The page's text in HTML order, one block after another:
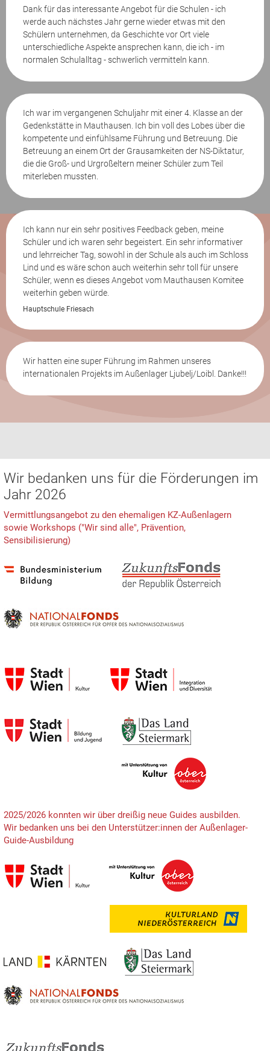
Dank für das interessante Angebot für die Schulen - ich
werde auch nächstes Jahr gerne wieder etwas mit den
Schülern unternehmen, da Geschichte vor Ort viele
unterschiedliche Aspekte ansprechen kann, die ich - im
normalen Schulalltag - schwerlich vermitteln kann.
Ich war im vergangenen Schuljahr mit einer 4. Klasse an der
Gedenkstätte in Mauthausen. Ich bin voll des Lobes über die
kompetente und einfühlsame Führung und Betreuung. Die
Betreuung an einem Ort der Grausamkeiten der NS-Diktatur,
die die Groß- und Urgroßeltern meiner Schüler zum Teil
miterleben mussten.
Ich kann nur ein sehr positives Feedback geben, meine
Schüler und ich waren sehr begeistert. Ein sehr informativer
und lehrreicher Tag, sowohl in der Schule als auch im Schloss
Lind und es wäre schon auch weiterhin sehr toll für unsere
Schüler, wenn es dieses Angebot vom Mauthausen Komitee
weiterhin geben würde.
Hauptschule Friesach
Wir hatten eine super Führung im Rahmen unseres
internationalen Projekts im Außenlager Ljubelj/Loibl. Danke!!!
Wir bedanken uns für die Förderungen im
Jahr 2026
Vermittlungsangebot zu den ehemaligen KZ-Außenlagern
sowie Workshops ("Wir sind alle", Prävention,
Sensibilisierung)
2025/2026 konnten wir über dreißig neue Guides ausbilden.
Wir bedanken uns bei den Unterstützer:innen der Außenlager-
Guide-Ausbildung